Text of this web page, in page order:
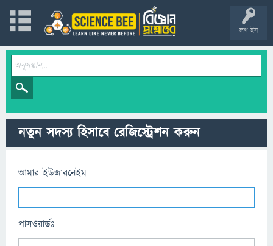
লগ ইন
নতুন সদস্য হিসাবে রেজিস্ট্রেশন করুন
আমার ইউজারনেইম
পাসওয়ার্ডঃ